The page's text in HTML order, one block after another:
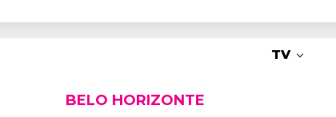
TV
BELO HORIZONTE